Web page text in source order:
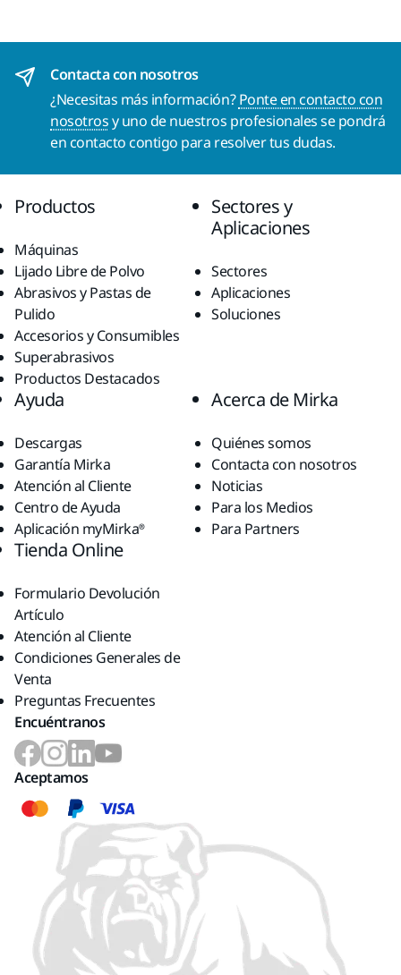
Contacta con nosotros
¿Necesitas más información?Ponte en contacto con
nosotrosy uno de nuestros profesionales se pondrá
en contacto contigo para resolver tus dudas.
Productos
Máquinas
Lijado Libre de Polvo
Abrasivos y Pastas de
Pulido
Accesorios y Consumibles
Superabrasivos
Productos Destacados
Sectores y
Aplicaciones
Sectores
Aplicaciones
Soluciones
Ayuda
Descargas
Garantía Mirka
Atención al Cliente
Centro de Ayuda
Aplicación myMirka®
Acerca de Mirka
Quiénes somos
Contacta con nosotros
Noticias
Para los Medios
Para Partners
Tienda Online
Formulario Devolución
Artículo
Atención al Cliente
Condiciones Generales de
Venta
Preguntas Frecuentes
Encuéntranos
Aceptamos